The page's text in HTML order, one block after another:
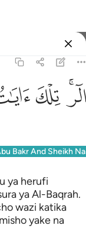
ﲒﲓﲔ
Bakr And Sheikh
ya herufi
ya Al-Baqrah.
wazi katika
yake na